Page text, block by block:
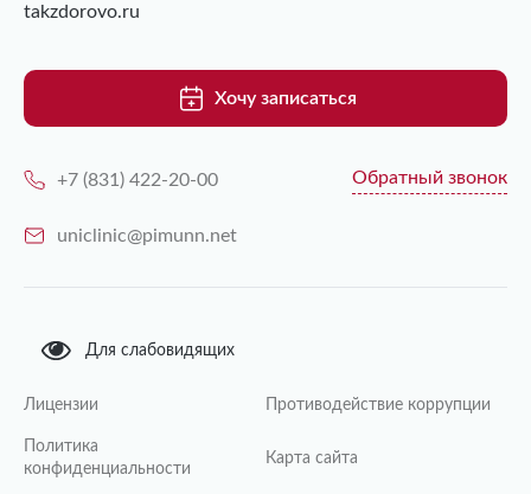
takzdorovo.ru
Хочу записаться
+7 (831) 422-20-00 Обратный звонок
uniclinic@pimunn.net
Для слабовидящих
Лицензии Противодействие коррупции
Политика
конфиденциальности
Карта сайта